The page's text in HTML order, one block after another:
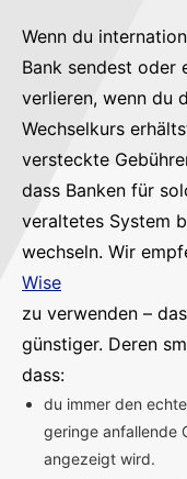
Wenn du
Bank sendest oder
verlieren, wenn du
Wechselkurs
versteckte
dass Banken für
veraltetes System
wechseln. Wir
Wise
zu verwenden –
günstiger. Deren
dass:
du immer den
geringe anfallende
angezeigt wird.